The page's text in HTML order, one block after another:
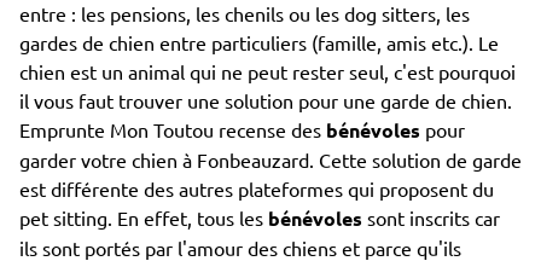
entre : les pensions, les chenils ou les dog sitters, les
gardes de chien entre particuliers (famille, amis etc.). Le
chien est un animal qui ne peut rester seul, c'est pourquoi
il vous faut trouver une solution pour une garde de chien.
Emprunte Mon Toutou recense des bénévoles pour
garder votre chien à Fonbeauzard. Cette solution de garde
est différente des autres plateformes qui proposent du
pet sitting. En effet, tous les bénévoles sont inscrits car
ils sont portés par l'amour des chiens et parce qu'ils